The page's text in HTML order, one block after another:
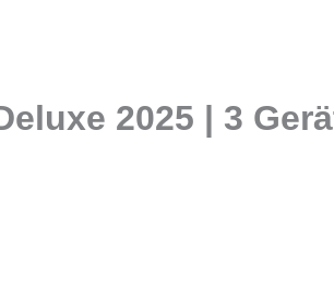
2025 | 3